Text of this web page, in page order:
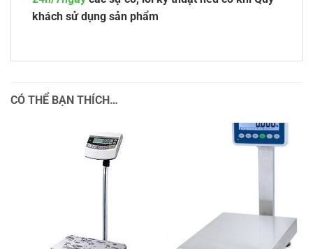
khách sử dụng sản phẩm
CÓ THỂ BẠN THÍCH…